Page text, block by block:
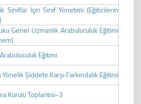
Sınıflar İçin Sınıf Yönetimi (Eğiticilerin
Genel Uzmanlık Arabuluculuk Eğitimi
Eğitimi
Yönelik Şiddete Karşı Farkındalık Eğitimi
Kurulu Toplantısı-3